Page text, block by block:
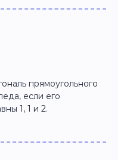
прямоугольного
если его
1, 1 и 2.